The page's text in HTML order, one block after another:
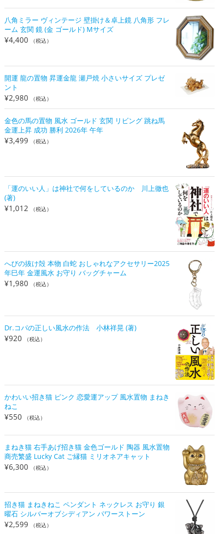
八角ミラー ヴィンテージ 壁掛け＆卓上鏡 八角形 フレ
ーム 玄関 鏡 (金 ゴールド) Mサイズ
¥4,400 （税込）
開運 龍の置物 昇運金龍 瀬戸焼 小さいサイズ プレゼ
ント
¥2,980 （税込）
金色の馬の置物 風水 ゴールド 玄関 リビング 跳ね馬
金運上昇 成功 勝利 2026年 午年
¥3,499 （税込）
「運のいい人」は神社で何をしているのか 川上徹也
(著)
¥1,012 （税込）
へびの抜け殻 本物 白蛇 おしゃれなアクセサリー2025
年巳年 金運風水 お守り バッグチャーム
¥1,980 （税込）
Dr.コパの正しい風水の作法 小林祥晃 (著)
¥920 （税込）
かわいい招き猫 ピンク 恋愛運アップ 風水置物 まねき
ねこ
¥550 （税込）
まねき猫 右手あげ招き猫 金色ゴールド 陶器 風水置物
商売繁盛 Lucky Cat ご縁猫 ミリオネアキャット
¥6,300 （税込）
招き猫 まねきねこ ペンダント ネックレス お守り 銀
曜石 シルバーオブシディアン パワーストーン
¥2,599 （税込）